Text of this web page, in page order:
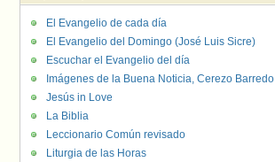
El Evangelio de cada día
El Evangelio del Domingo (José Luis Sicre)
Escuchar el Evangelio del día
Imágenes de la Buena Noticia, Cerezo Barredo
Jesús in Love
La Biblia
Leccionario Común revisado
Liturgia de las Horas